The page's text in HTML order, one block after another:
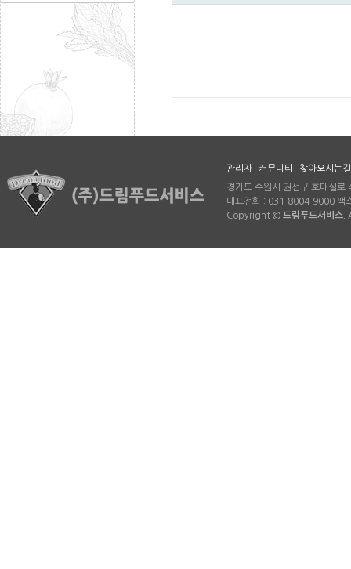
관리자 커뮤니티
찾아오시는길
경기도 수원시 권선구 호매실
대표전화 : 031-8004-9000
Copyright © 드림푸드서비스.